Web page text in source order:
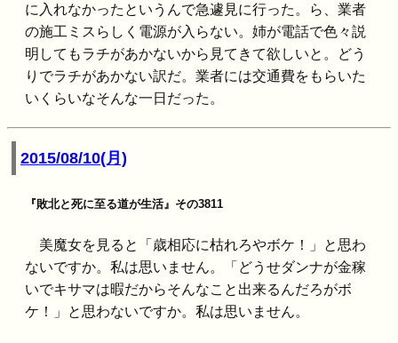
に入れなかったというんで急遽見に行った。ら、業者
の施工ミスらしく電源が入らない。姉が電話で色々説
明してもラチがあかないから見てきて欲しいと。どう
りでラチがあかない訳だ。業者には交通費をもらいた
いくらいなそんな一日だった。
2015/08/10(月)
『敗北と死に至る道が生活』その3811
美魔女を見ると「歳相応に枯れろやボケ！」と思わ
ないですか。私は思いません。「どうせダンナが金稼
いでキサマは暇だからそんなこと出来るんだろがボ
ケ！」と思わないですか。私は思いません。